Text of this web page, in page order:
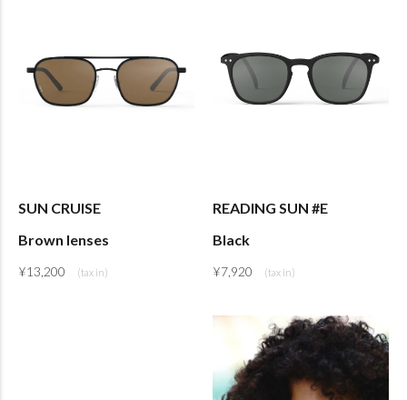
SUN CRUISE
Brown lenses
¥13,200
READING SUN #E
Black
¥7,920